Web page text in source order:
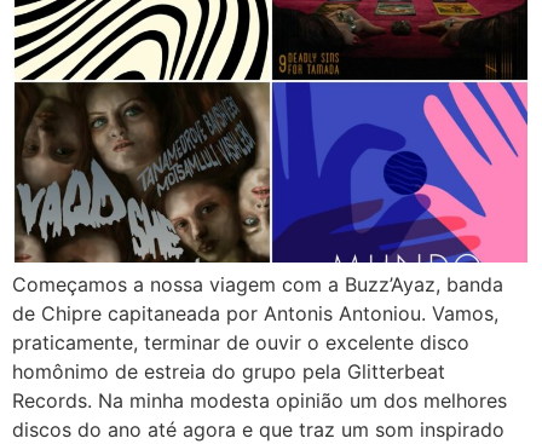
Começamos a nossa viagem com a Buzz’Ayaz, banda
de Chipre capitaneada por Antonis Antoniou. Vamos,
praticamente, terminar de ouvir o excelente disco
homônimo de estreia do grupo pela Glitterbeat
Records. Na minha modesta opinião um dos melhores
discos do ano até agora e que traz um som inspirado